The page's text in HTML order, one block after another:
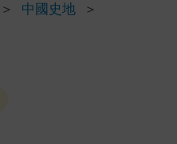
＞ 中國史地
＞